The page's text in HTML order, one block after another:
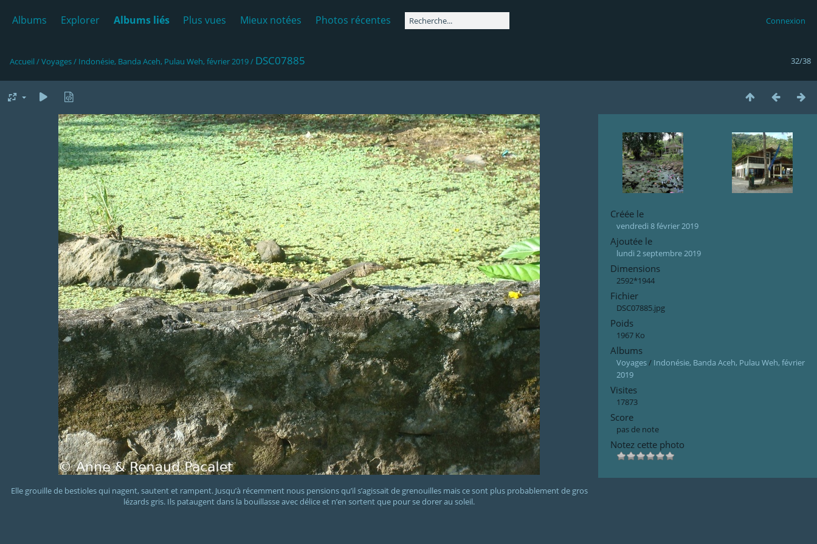
Albums Explorer Albums liés Plus vues Mieux notées Photos récentes Connexion
32/38
Accueil /Voyages/ Indonésie, Banda Aceh, Pulau Weh, février 2019/ DSC07885
Elle grouille de bestioles qui nagent, sautent et rampent. Jusqu’à récemment nous pensions qu’il s’agissait de grenouilles mais ce sont plus probablement de gros
lézards gris. Ils pataugent dans la bouillasse avec délice et n’en sortent que pour se dorer au soleil.
Créée le
vendredi 8 février 2019
Ajoutée le
lundi 2 septembre 2019
Dimensions
2592*1944
Fichier
DSC07885.jpg
Poids
1967 Ko
Albums
Voyages/ Indonésie, Banda Aceh, Pulau Weh, février
2019
Visites
17873
Score
pas de note
Notez cette photo